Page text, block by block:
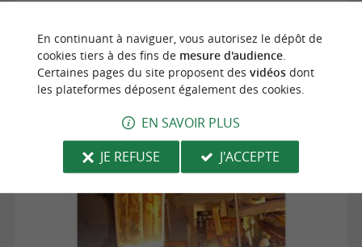
Biarritz
Marchés
En continuant à naviguer, vous autorisez le dépôt de
cookies tiers à des fins de mesure d'audience.
Certaines pages du site proposent des vidéosdont
les plateformes déposent également des cookies.
EN SAVOIR PLUS
JE REFUSE
J'ACCEPTE